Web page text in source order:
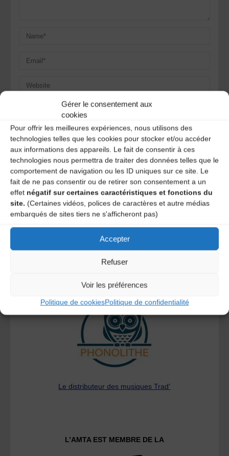
Gérer le consentement aux
cookies
Pour offrir les meilleures expériences, nous utilisons des
technologies telles que les cookies pour stocker et/ou accéder
aux informations des appareils. Le fait de consentir à ces
technologies nous permettra de traiter des données telles que le
comportement de navigation ou les ID uniques sur ce site. Le
fait de ne pas consentir ou de retirer son consentement a un
effet négatif sur certaines caractéristiques et fonctions du
site. (Certaines vidéos, polices de caractères et autre médias
embarqués de sites tiers ne s'afficheront pas)
Accepter
Refuser
Voir les préférences
Politique de cookiesPolitique de confidentialité
Save my name, email, and site URL in my browser for next
time I post a comment.
Ce site utilise Akismet pour réduire les indésirables.En
savoir plus sur la façon dont les données de vos
commentaires sont traitées.
A DECOUVRIR :
Le distributeur des musiques Trad'
L’AMTA EST MEMBRE DE LA